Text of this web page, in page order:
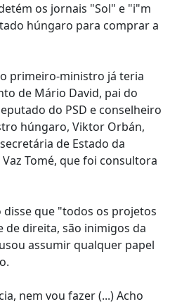
os jornais "Sol" e "i"m
húngaro para comprar a
o primeiro-ministro já teria
de Mário David, pai do
do PSD e conselheiro
húngaro, Viktor Orbán,
de Estado da
Tomé, que foi consultora
que "todos os projetos
direita, são inimigos da
assumir qualquer papel
nem vou fazer (...) Acho